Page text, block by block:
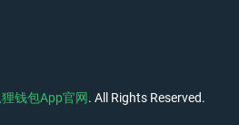
钱包app官网. All Rights Reserved.